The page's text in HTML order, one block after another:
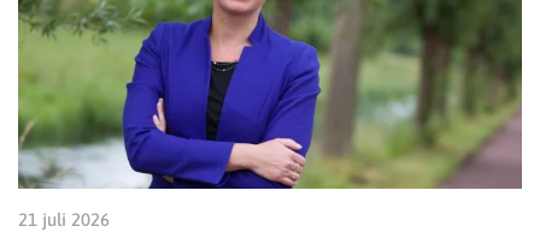
21 juli 2026